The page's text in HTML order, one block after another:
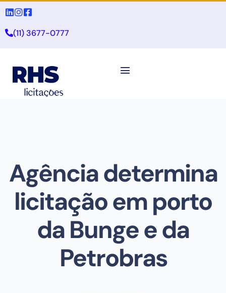
(11) 3677-0777
Agência determina
licitação em porto
da Bunge e da
Petrobras